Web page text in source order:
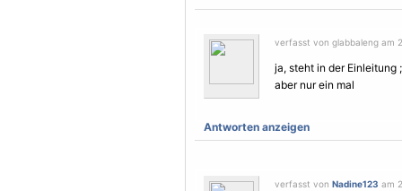
verfasst von glabbaleng am
ja, steht in der Einleitung
aber nur ein mal
Antworten anzeigen
verfasst von Nadine123 am